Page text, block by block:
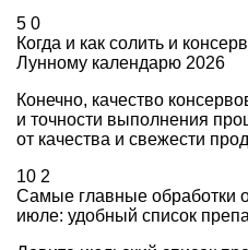
5 0
Когда и как солить и
Лунному календарю 2026
Конечно, качество
и точности выполнения
от качества и свежести
10 2
Самые главные обработки
июле: удобный список